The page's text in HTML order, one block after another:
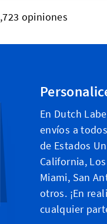
opiniones
En Dutch
envíos a
de Estados
California,
Miami, San
otros. ¡En
cualquier